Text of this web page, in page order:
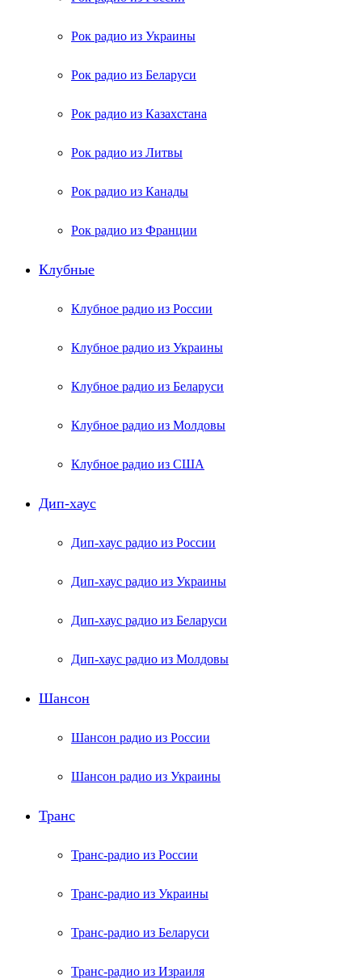
Рок радио из Украины
Рок радио из Беларуси
Рок радио из Казахстана
Рок радио из Литвы
Рок радио из Канады
Рок радио из Франции
Клубные
Клубное радио из России
Клубное радио из Украины
Клубное радио из Беларуси
Клубное радио из Молдовы
Клубное радио из США
Дип-хаус
Дип-хаус радио из России
Дип-хаус радио из Украины
Дип-хаус радио из Беларуси
Дип-хаус радио из Молдовы
Шансон
Шансон радио из России
Шансон радио из Украины
Транс
Транс-радио из России
Транс-радио из Украины
Транс-радио из Беларуси
Транс-радио из Израиля